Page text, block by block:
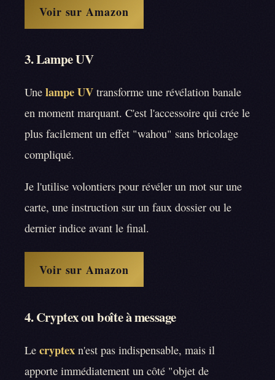
Voir sur Amazon
3. Lampe UV
Une lampe UV transforme une révélation banale
en moment marquant. C'est l'accessoire qui crée le
plus facilement un effet "wahou" sans bricolage
compliqué.
Je l'utilise volontiers pour révéler un mot sur une
carte, une instruction sur un faux dossier ou le
dernier indice avant le final.
Voir sur Amazon
4. Cryptex ou boîte à message
Le cryptex n'est pas indispensable, mais il
apporte immédiatement un côté "objet de